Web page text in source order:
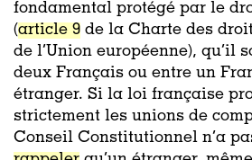
fondamental protégé par le
(article 9 de la Charte des
de l’Union européenne), qu’il
deux Français ou entre un
étranger. Si la loi française
strictement les unions de
Conseil Constitutionnel n’a